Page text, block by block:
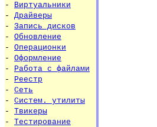
- Виртуальники
- Драйверы
- Запись дисков
- Обновление
- Операционки
- Оформление
- Работа с файлами
- Реестр
- Сеть
- Систем. утилиты
- Твикеры
- Тестирование